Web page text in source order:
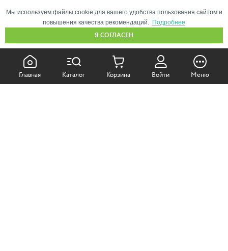
КАК ПОКУПАТЬ:
Главная Каталог Корзина Войти Меню
Мы используем файлы cookie для вашего удобства пользования сайтом и
повышения качества рекомендаций.
Подробнее
Я СОГЛАСЕН